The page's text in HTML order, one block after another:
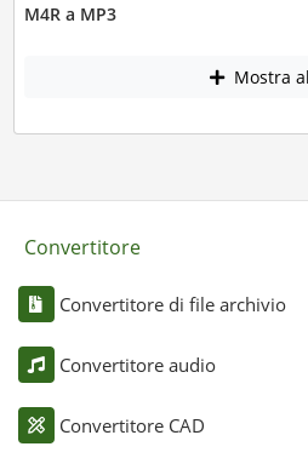
M4R a MP3
Mostra
Convertitore
Convertitore di file archivio
Convertitore audio
Convertitore CAD